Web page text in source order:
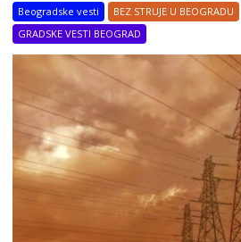
Beogradske vesti
BEZ STRUJE U BEOGRADU
GRADSKE VESTI BEOGRAD